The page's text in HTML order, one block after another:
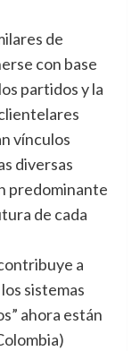
de
con base
partidos y la
vínculos
diversas
predominante
de cada
a
sistemas
ahora están